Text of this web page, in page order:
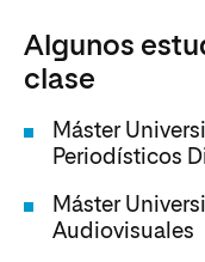
Algunos
clase
Máster
Periodísticos
Máster
Audiovisuales